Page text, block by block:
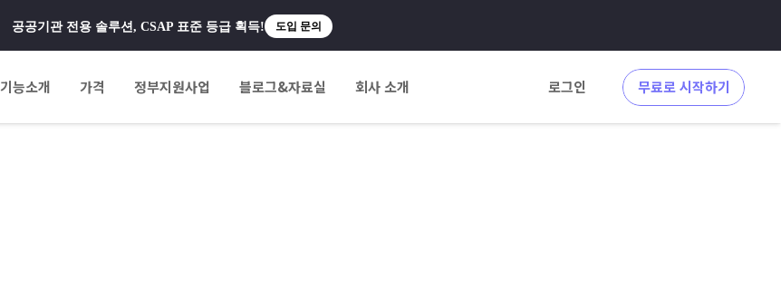
공공기관 전용 솔루션, CSAP 표준 등급 획득! 도입 문의
기능소개 가격 정부지원사업 블로그&자료실 회사 소개 로그인 무료로 시작하기